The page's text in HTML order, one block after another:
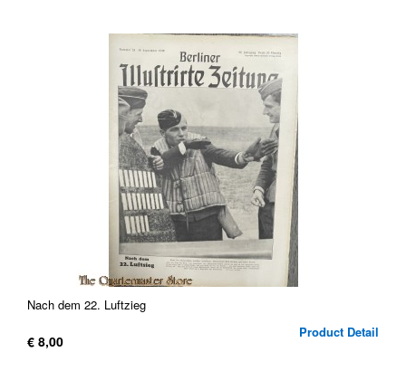
Nach dem 22. Luftzieg
Product Detail
€ 8,00